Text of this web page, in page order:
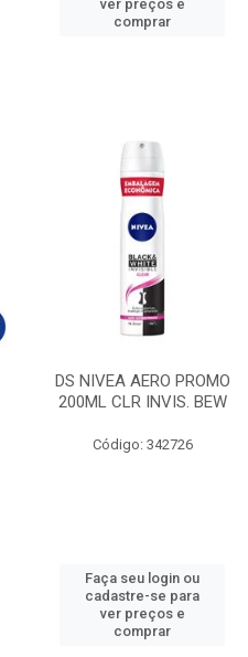
ver preços e
comprar
DS NIVEA AERO PROMO
200ML CLR INVIS. BEW
Código: 342726
Faça seu login ou
cadastre-se para
ver preços e
comprar